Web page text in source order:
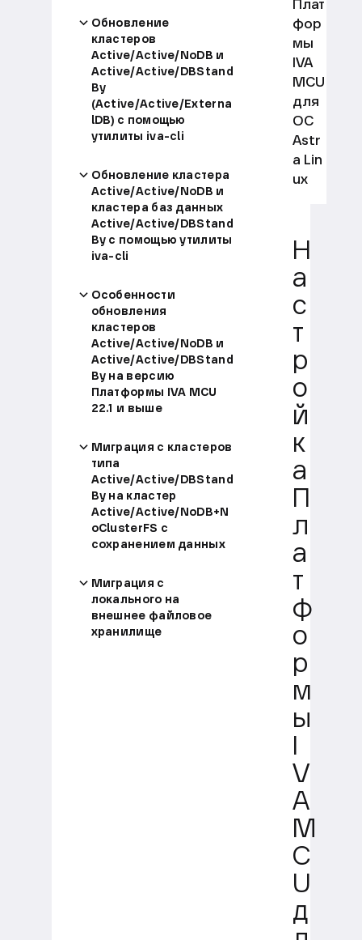
Обновление
кластеров
Active/Active/NoDB и
Active/Active/DBStand
By
(Active/Active/Externa
lDB) с помощью
утилиты iva-cli
Обновление кластера
Active/Active/NoDB и
кластера баз данных
Active/Active/DBStand
By с помощью утилиты
iva-cli
Особенности
обновления
кластеров
Active/Active/NoDB и
Active/Active/DBStand
By на версию
Платформы IVA MCU
22.1 и выше
Миграция с кластеров
типа
Active/Active/DBStand
By на кластер
Active/Active/NoDB+N
oClusterFS с
сохранением данных
Миграция с
локального на
внешнее файловое
хранилище
Плат
фор
мы
IVA
MCU
для
ОС
Astr
a Lin
ux
Н
а
с
т
р
о
й
к
а
л
а
т
ф
о
р
м
ы
V
A
M
C
U
д